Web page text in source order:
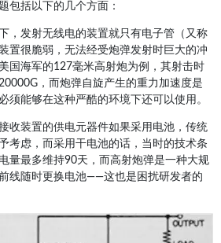
包括以下的几个方面：
，发射无线电的装置就只有电子管（又称
置很脆弱，无法经受炮弹发射时巨大的冲
国海军的127毫米高射炮为例，其射击时
，而炮弹自旋产生的重力加速度是
须能够在这种严酷的环境下还可以使用。
收装置的供电元器件如果采用电池，传统
考虑，而采用干电池的话，当时的技术条
量最多维持90天，而高射炮弹是一种大规
线随时更换电池——这也是困扰研发者的